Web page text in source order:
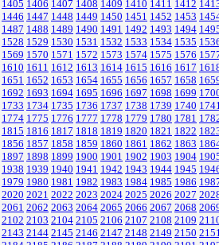
1405 1406 1407 1408 1409 1410 1411 1412
1446 1447 1448 1449 1450 1451 1452 1453
1487 1488 1489 1490 1491 1492 1493 1494
1528 1529 1530 1531 1532 1533 1534 1535
1569 1570 1571 1572 1573 1574 1575 1576
1610 1611 1612 1613 1614 1615 1616 1617
1651 1652 1653 1654 1655 1656 1657 1658
1692 1693 1694 1695 1696 1697 1698 1699
1733 1734 1735 1736 1737 1738 1739 1740 1741
1774 1775 1776 1777 1778 1779 1780 1781
1815 1816 1817 1818 1819 1820 1821 1822
1856 1857 1858 1859 1860 1861 1862 1863
1897 1898 1899 1900 1901 1902 1903 1904
1938 1939 1940 1941 1942 1943 1944 1945
1979 1980 1981 1982 1983 1984 1985 1986
2020 2021 2022 2023 2024 2025 2026 2027
2061 2062 2063 2064 2065 2066 2067 2068
2102 2103 2104 2105 2106 2107 2108 2109
2143 2144 2145 2146 2147 2148 2149 2150 2151